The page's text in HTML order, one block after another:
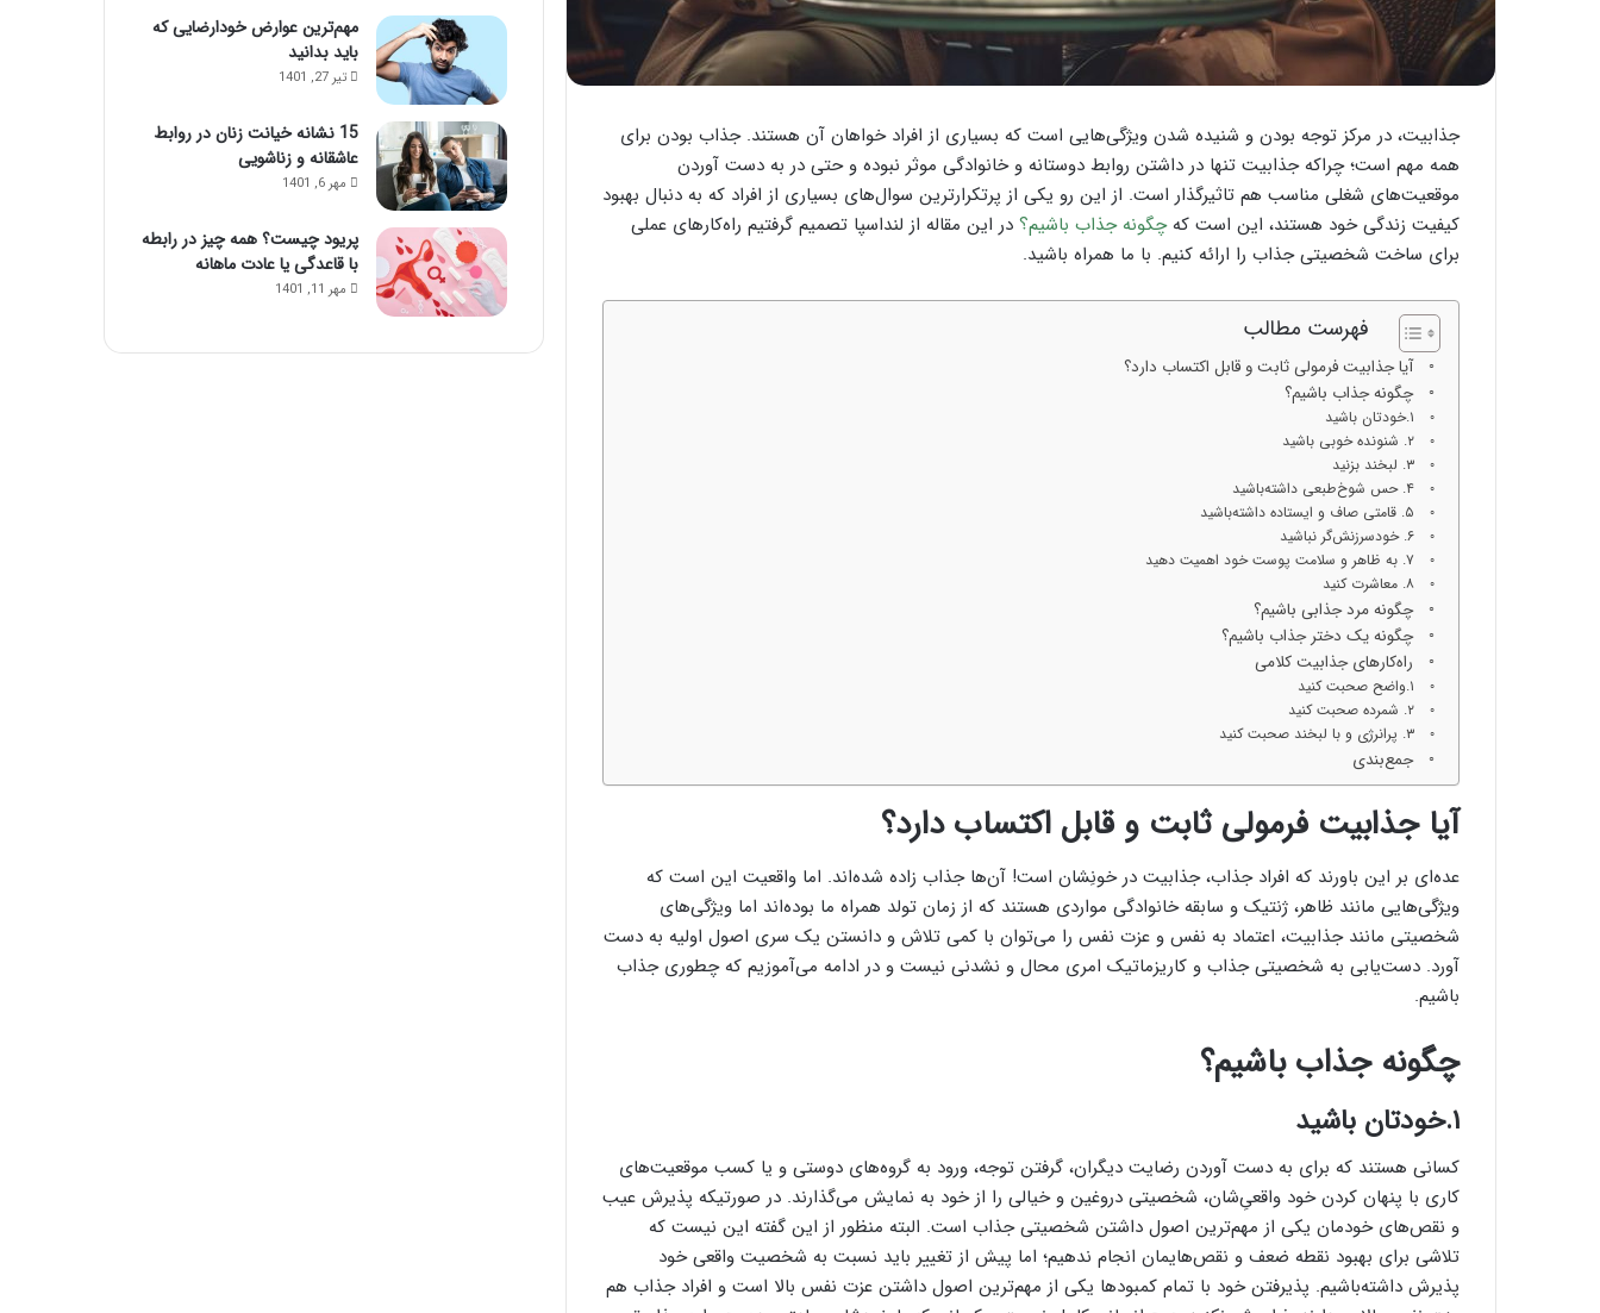
جذابیت، در مرکز توجه بودن و شنیده شدن ویژگی‌هایی است که بسیاری از افراد خواهان آن هستند. جذاب بودن برای
همه مهم است؛ چراکه جذابیت تنها در داشتن روابط دوستانه و خانوادگی موثر نبوده و حتی در به دست آوردن
موقعیت‌های شغلی مناسب هم تاثیرگذار است. از این رو یکی از پرتکرارترین سوال‌های بسیاری از افراد که به دنبال بهبود
کیفیت زندگی خود هستند، این است کهچگونه جذاب باشیم؟ در این مقاله از لنداسپا تصمیم گرفتیم راه‌کارهای عملی
برای ساخت شخصیتی جذاب را ارائه کنیم. با ما همراه باشید.
فهرست مطالب
آیا جذابیت فرمولی ثابت و قابل اکتساب دارد؟
چگونه جذاب باشیم؟
۱.خودتان باشید
۲. شنونده خوبی باشید
۳. لبخند بزنید
۴. حس شوخ‌طبعی داشته‌باشید
۵. قامتی صاف و ایستاده داشته‌باشید
۶. خودسرزنش‌گر نباشید
۷. به ظاهر و سلامت پوست خود اهمیت دهید
۸. معاشرت کنید
چگونه مرد جذابی باشیم؟
چگونه یک دختر جذاب باشیم؟
راه‌کارهای جذابیت کلامی
۱.واضح صحبت کنید
۲. شمرده صحبت کنید
۳. پرانرژی و با لبخند صحبت کنید
جمع‌بندی
آیا جذابیت فرمولی ثابت و قابل اکتساب دارد؟
عده‌ای بر این باورند که افراد جذاب، جذابیت در خونِشان است! آن‌ها جذاب زاده شده‌اند. اما واقعیت این است که
ویژگی‌هایی مانند ظاهر، ژنتیک و سابقه خانوادگی مواردی هستند که از زمان تولد همراه ما بوده‌اند اما ویژگی‌های
شخصیتی مانند جذابیت، اعتماد به نفس و عزت نفس را می‌توان با کمی تلاش و دانستن یک سری اصول اولیه به دست
آورد. دست‌یابی به شخصیتی جذاب و کاریزماتیک امری محال و نشدنی نیست و در ادامه می‌آموزیم که چطوری جذاب
باشیم.
چگونه جذاب باشیم؟
۱.خودتان باشید
کسانی هستند که برای به دست آوردن رضایت دیگران، گرفتن توجه، ورود به گروه‌های دوستی و یا کسب موقعیت‌های
کاری با پنهان کردن خود واقعی‌ِشان، شخصیتی دروغین و خیالی را از خود به نمایش می‌گذارند. در صورتیکه پذیرش عیب
و نقص‌های خودمان یکی از مهم‌ترین اصول داشتن شخصیتی جذاب است. البته منظور از این گفته این نیست که
تلاشی برای بهبود نقطه ضعف و نقص‌هایمان انجام ندهیم؛ اما پیش از تغییر باید نسبت به شخصیت واقعی خود
پذیرش داشته‌باشیم. پذیرفتن خود با تمام کمبودها یکی از مهم‌ترین اصول داشتن عزت نفس بالا است و افراد جذاب هم
مهم‌ترین عوارض خودارضایی که
باید بدانید
تیر 27, 1401
15 نشانه خیانت زنان در روابط
عاشقانه و زناشویی
مهر 6, 1401
پریود چیست؟ همه چیز در رابطه
با قاعدگی یا عادت ماهانه
مهر 11, 1401